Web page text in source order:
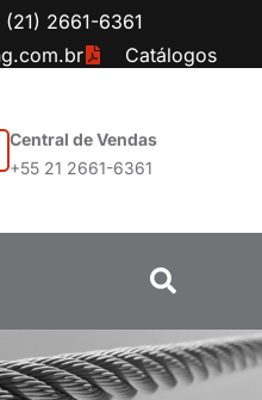
2661-6361
Catálogos
Central de Vendas
+55 21 2661-6361